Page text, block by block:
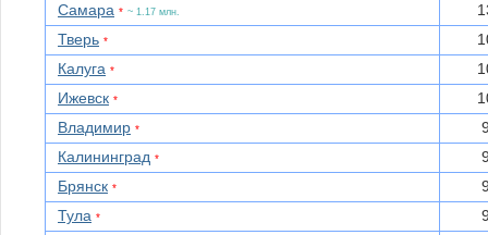
Самара * ~ 1.17 млн.
Тверь *
Калуга *
Ижевск *
Владимир *
Калининград *
Брянск *
Тула *